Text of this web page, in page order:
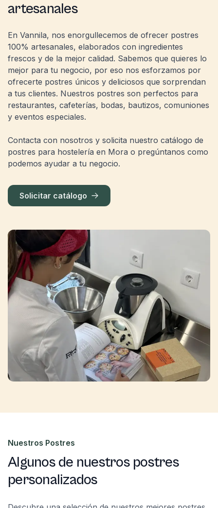
artesanales
En Vannila, nos enorgullecemos de ofrecer postres
100% artesanales, elaborados con ingredientes
frescos y de la mejor calidad. Sabemos que quieres lo
mejor para tu negocio, por eso nos esforzamos por
ofrecerte postres únicos y deliciosos que sorprendan
a tus clientes. Nuestros postres son perfectos para
restaurantes, cafeterías, bodas, bautizos, comuniones
y eventos especiales.
Contacta con nosotros y solicita nuestro catálogo de
postres para hostelería en Mora o pregúntanos como
podemos ayudar a tu negocio.
Solicitar catálogo
Nuestros Postres
Algunos de nuestros postres
personalizados